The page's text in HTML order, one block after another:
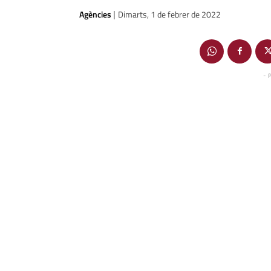
Agències | Dimarts, 1 de febrer de 2022
-